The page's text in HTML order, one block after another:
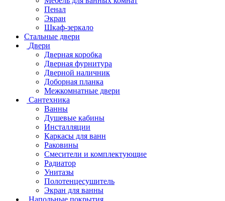
Пенал
Экран
Шкаф-зеркало
Стальные двери
Двери
Дверная коробка
Дверная фурнитура
Дверной наличник
Доборная планка
Межкомнатные двери
Сантехника
Ванны
Душевые кабины
Инсталляции
Каркасы для ванн
Раковины
Смесители и комплектующие
Радиатор
Унитазы
Полотенцесушитель
Экран для ванны
Напольные покрытия